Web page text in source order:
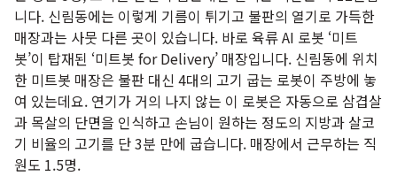
니다. 신림동에는 이렇게 기름이 튀기고 불판의 열기로 가득한
매장과는 사뭇 다른 곳이 있습니다. 바로 육류 AI 로봇 ‘미트
봇’이 탑재된 ‘미트봇 for Delivery’ 매장입니다. 신림동에 위치
한 미트봇 매장은 불판 대신 4대의 고기 굽는 로봇이 주방에 놓
여 있는데요. 연기가 거의 나지 않는 이 로봇은 자동으로 삼겹살
과 목살의 단면을 인식하고 손님이 원하는 정도의 지방과 살코
기 비율의 고기를 단 3분 만에 굽습니다. 매장에서 근무하는 직
원도 1.5명.